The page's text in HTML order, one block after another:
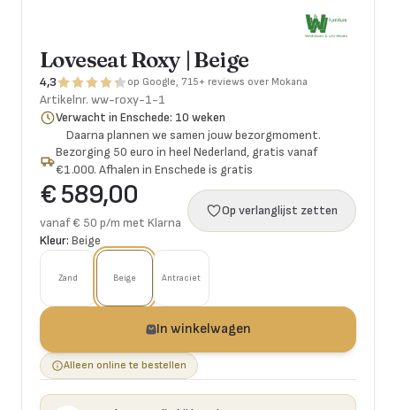
Loveseat Roxy | Beige
4,3 op Google, 715+ reviews over Mokana
Artikelnr. ww-roxy-1-1
Verwacht in Enschede: 10 weken
Daarna plannen we samen jouw bezorgmoment.
Bezorging 50 euro in heel Nederland, gratis vanaf
€1.000. Afhalen in Enschede is gratis
€ 589,00
vanaf € 50 p/m met Klarna
Op verlanglijst zetten
Kleur: Beige
Zand Beige Antraciet
In winkelwagen
Alleen online te bestellen